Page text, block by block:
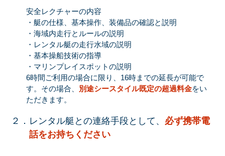
安全レクチャーの内容
・艇の仕様、基本操作、装備品の確認と説明
・海域内走行とルールの説明
・レンタル艇の走行水域の説明
・基本操船技術の指導
・マリンプレイスポットの説明
6時間ご利用の場合に限り、16時までの延長が可能で
す。その場合、 別途シースタイル既定の超過料金をい
ただきます。
２．レンタル艇との連絡手段として、 必ず携帯電
話をお持ちください